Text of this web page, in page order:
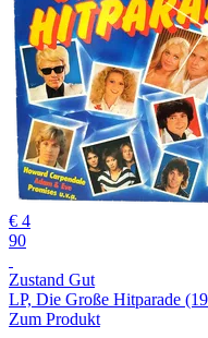
€ 4
90
Zustand Gut
LP, Die Große Hitparade
Zum Produkt